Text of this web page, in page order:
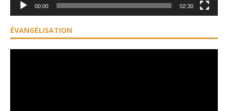
00:00 02:30
ÉVANGÉLISATION